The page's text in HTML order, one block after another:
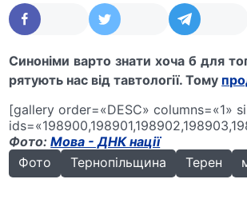
Синоніми варто знати хоча б для
рятують нас від тавтології. Тому
[gallery order=«DESC» columns=«1»
Фото:Мова - ДНК нації
Фото
Тернопільщина Терен